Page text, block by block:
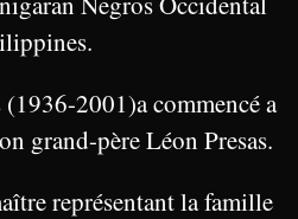
2001)a commencé a
grand-père Léon Presas.
représentant la famille